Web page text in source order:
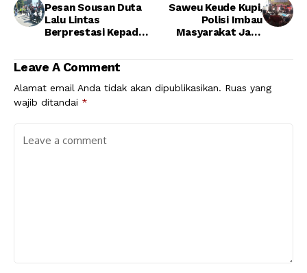
Pesan Sousan Duta
Lalu Lintas
Berprestasi Kepada
Saweu Keude Kupi,
Polisi Imbau
Masyarakat Jaga
Leave A Comment
Alamat email Anda tidak akan dipublikasikan. Ruas yang
wajib ditandai *